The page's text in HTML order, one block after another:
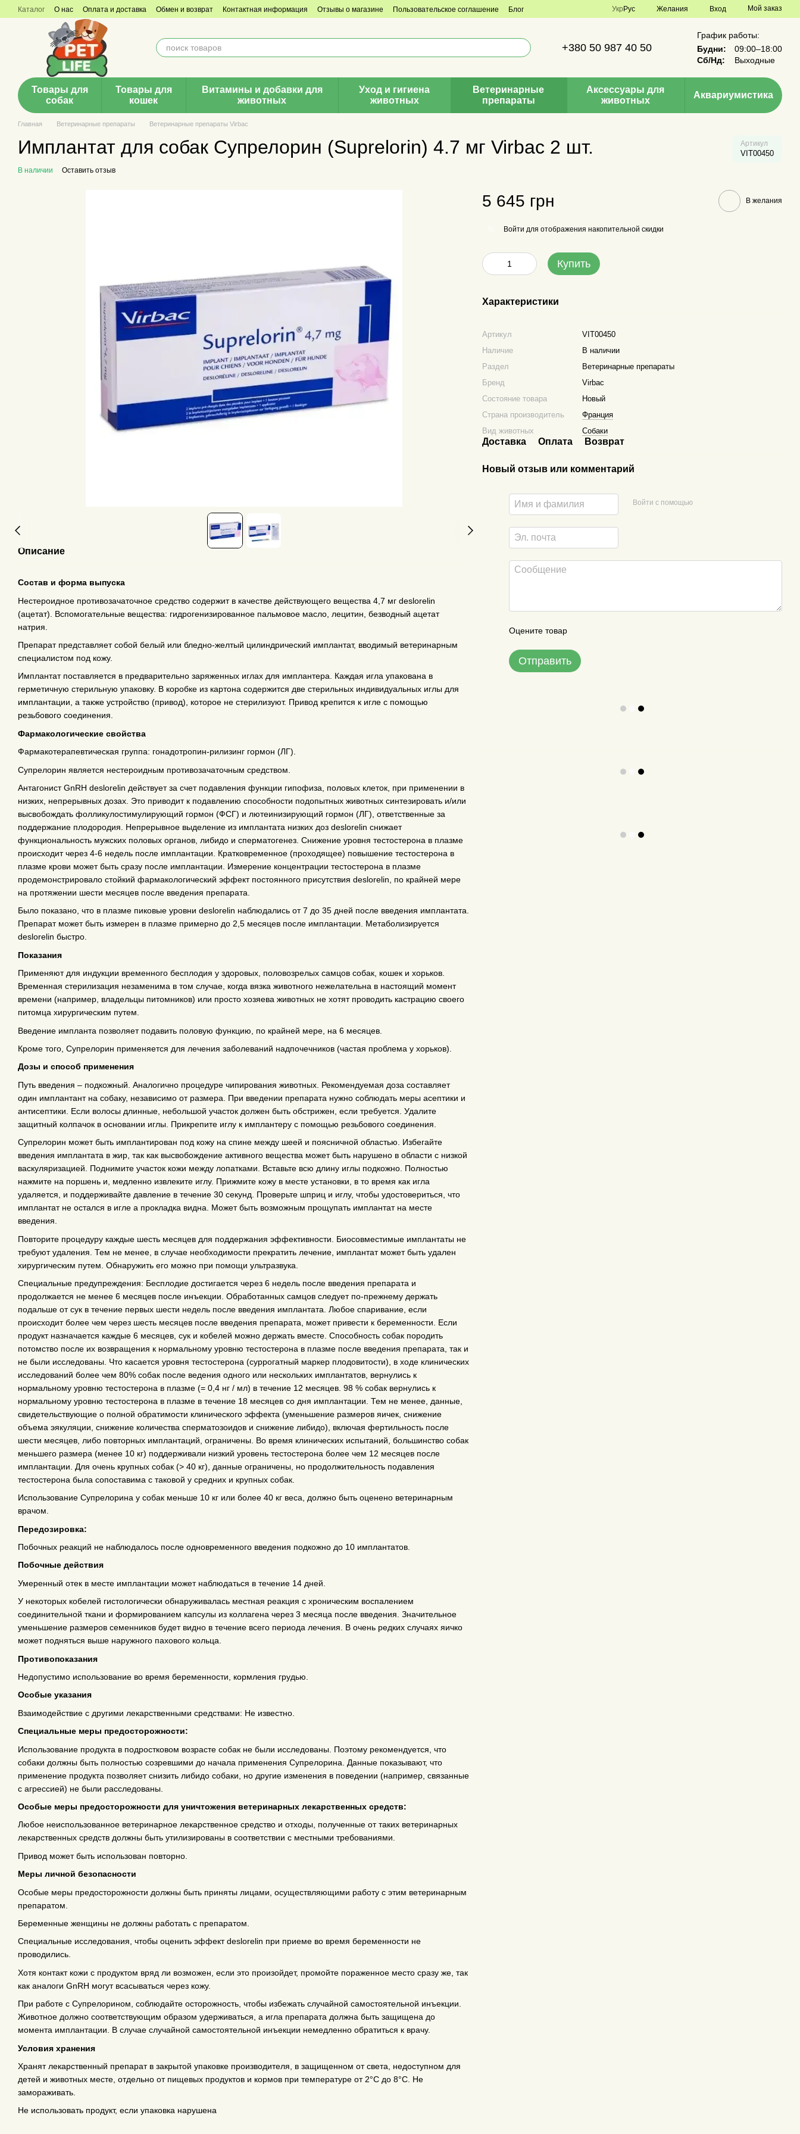
Перейти к основному контенту
Каталог О нас Оплата и доставка Обмен и возврат Контактная информация Отзывы о магазине Пользовательское соглашение Блог Укр Рус Желания Вход Мой заказ
+380 50 987 40 50
График работы:
Будни:
09:00–18:00
Сб/Нд:
Выходные
Товары для
собак
Товары для
кошек
Витамины и добавки для
животных
Уход и гигиена
животных
Ветеринарные
препараты
Аксессуары для
животных
Аквариумистика
Главная Ветеринарные препараты Ветеринарные препараты Virbac
Имплантат для собак Супрелорин (Suprelorin) 4.7 мг Virbac 2 шт. Артикул
VIT00450
В наличии Оставить отзыв
Описание
Состав и форма выпуска
Нестероидное противозачаточное средство содержит в качестве действующего вещества 4,7 мг deslorelin
(ацетат). Вспомогательные вещества: гидрогенизированное пальмовое масло, лецитин, безводный ацетат
натрия.
Препарат представляет собой белый или бледно-желтый цилиндрический имплантат, вводимый ветеринарным
специалистом под кожу.
Имплантат поставляется в предварительно заряженных иглах для имплантера. Каждая игла упакована в
герметичную стерильную упаковку. В коробке из картона содержится две стерильных индивидуальных иглы для
имплантации, а также устройство (привод), которое не стерилизуют. Привод крепится к игле с помощью
резьбового соединения.
Фармакологические свойства
Фармакотерапевтическая группа: гонадотропин-рилизинг гормон (ЛГ).
Супрелорин является нестероидным противозачаточным средством.
Антагонист GnRH deslorelin действует за счет подавления функции гипофиза, половых клеток, при применении в
низких, непрерывных дозах. Это приводит к подавлению способности подопытных животных синтезировать и/или
высвобождать фолликулостимулирующий гормон (ФСГ) и лютеинизирующий гормон (ЛГ), ответственные за
поддержание плодородия. Непрерывное выделение из имплантата низких доз deslorelin снижает
функциональность мужских половых органов, либидо и сперматогенез. Снижение уровня тестостерона в плазме
происходит через 4-6 недель после имплантации. Кратковременное (проходящее) повышение тестостерона в
плазме крови может быть сразу после имплантации. Измерение концентрации тестостерона в плазме
продемонстрировало стойкий фармакологический эффект постоянного присутствия deslorelin, по крайней мере
на протяжении шести месяцев после введения препарата.
Было показано, что в плазме пиковые уровни deslorelin наблюдались от 7 до 35 дней после введения имплантата.
Препарат может быть измерен в плазме примерно до 2,5 месяцев после имплантации. Метаболизируется
deslorelin быстро.
Показания
Применяют для индукции временного бесплодия у здоровых, половозрелых самцов собак, кошек и хорьков.
Временная стерилизация незаменима в том случае, когда вязка животного нежелательна в настоящий момент
времени (например, владельцы питомников) или просто хозяева животных не хотят проводить кастрацию своего
питомца хирургическим путем.
Введение импланта позволяет подавить половую функцию, по крайней мере, на 6 месяцев.
Кроме того, Супрелорин применяется для лечения заболеваний надпочечников (частая проблема у хорьков).
Дозы и способ применения
Путь введения – подкожный. Аналогично процедуре чипирования животных. Рекомендуемая доза составляет
один имплантант на собаку, независимо от размера. При введении препарата нужно соблюдать меры асептики и
антисептики. Если волосы длинные, небольшой участок должен быть обстрижен, если требуется. Удалите
защитный колпачок в основании иглы. Прикрепите иглу к имплантеру с помощью резьбового соединения.
Супрелорин может быть имплантирован под кожу на спине между шеей и поясничной областью. Избегайте
введения имплантата в жир, так как высвобождение активного вещества может быть нарушено в области с низкой
васкуляризацией. Поднимите участок кожи между лопатками. Вставьте всю длину иглы подкожно. Полностью
нажмите на поршень и, медленно извлеките иглу. Прижмите кожу в месте установки, в то время как игла
удаляется, и поддерживайте давление в течение 30 секунд. Проверьте шприц и иглу, чтобы удостовериться, что
имплантат не остался в игле а прокладка видна. Может быть возможным прощупать имплантат на месте
введения.
Повторите процедуру каждые шесть месяцев для поддержания эффективности. Биосовместимые имплантаты не
требуют удаления. Тем не менее, в случае необходимости прекратить лечение, имплантат может быть удален
хирургическим путем. Обнаружить его можно при помощи ультразвука.
Специальные предупреждения: Бесплодие достигается через 6 недель после введения препарата и
продолжается не менее 6 месяцев после инъекции. Обработанных самцов следует по-прежнему держать
подальше от сук в течение первых шести недель после введения имплантата. Любое спаривание, если
происходит более чем через шесть месяцев после введения препарата, может привести к беременности. Если
продукт назначается каждые 6 месяцев, сук и кобелей можно держать вместе. Способность собак породить
потомство после их возвращения к нормальному уровню тестостерона в плазме после введения препарата, так и
не были исследованы. Что касается уровня тестостерона (суррогатный маркер плодовитости), в ходе клинических
исследований более чем 80% собак после ведения одного или нескольких имплантатов, вернулись к
нормальному уровню тестостерона в плазме (= 0,4 нг / мл) в течение 12 месяцев. 98 % собак вернулись к
нормальному уровню тестостерона в плазме в течение 18 месяцев со дня имплантации. Тем не менее, данные,
свидетельствующие о полной обратимости клинического эффекта (уменьшение размеров яичек, снижение
объема эякуляции, снижение количества сперматозоидов и снижение либидо), включая фертильность после
шести месяцев, либо повторных имплантаций, ограничены. Во время клинических испытаний, большинство собак
меньшего размера (менее 10 кг) поддерживали низкий уровень тестостерона более чем 12 месяцев после
имплантации. Для очень крупных собак (> 40 кг), данные ограничены, но продолжительность подавления
тестостерона была сопоставима с таковой у средних и крупных собак.
Использование Супрелорина у собак меньше 10 кг или более 40 кг веса, должно быть оценено ветеринарным
врачом.
Передозировка:
Побочных реакций не наблюдалось после одновременного введения подкожно до 10 имплантатов.
Побочные действия
Умеренный отек в месте имплантации может наблюдаться в течение 14 дней.
У некоторых кобелей гистологически обнаруживалась местная реакция с хроническим воспалением
соединительной ткани и формированием капсулы из коллагена через 3 месяца после введения. Значительное
уменьшение размеров семенников будет видно в течение всего периода лечения. В очень редких случаях яичко
может подняться выше наружного пахового кольца.
Противопоказания
Недопустимо использование во время беременности, кормления грудью.
Особые указания
Взаимодействие с другими лекарственными средствами: Не известно.
Специальные меры предосторожности:
Использование продукта в подростковом возрасте собак не были исследованы. Поэтому рекомендуется, что
собаки должны быть полностью созревшими до начала применения Супрелорина. Данные показывают, что
применение продукта позволяет снизить либидо собаки, но другие изменения в поведении (например, связанные
с агрессией) не были расследованы.
Особые меры предосторожности для уничтожения ветеринарных лекарственных средств:
Любое неиспользованное ветеринарное лекарственное средство и отходы, полученные от таких ветеринарных
лекарственных средств должны быть утилизированы в соответствии с местными требованиями.
Привод может быть использован повторно.
Меры личной безопасности
Особые меры предосторожности должны быть приняты лицами, осуществляющими работу с этим ветеринарным
препаратом.
Беременные женщины не должны работать с препаратом.
Специальные исследования, чтобы оценить эффект deslorelin при приеме во время беременности не
проводились.
Хотя контакт кожи с продуктом вряд ли возможен, если это произойдет, промойте пораженное место сразу же, так
как аналоги GnRH могут всасываться через кожу.
При работе с Супрелорином, соблюдайте осторожность, чтобы избежать случайной самостоятельной инъекции.
Животное должно соответствующим образом удерживаться, а игла препарата должна быть защищена до
момента имплантации. В случае случайной самостоятельной инъекции немедленно обратиться к врачу.
Условия хранения
Хранят лекарственный препарат в закрытой упаковке производителя, в защищенном от света, недоступном для
детей и животных месте, отдельно от пищевых продуктов и кормов при температуре от 2°С до 8°С. Не
замораживать.
Не использовать продукт, если упаковка нарушена
5 645 грн В желания
Войти для отображения накопительной скидки
Купить
Характеристики
Артикул
VIT00450
Наличие
В наличии
Раздел
Ветеринарные препараты
Бренд
Virbac
Состояние товара
Новый
Страна производитель
Франция
Вид животных
Собаки
Доставка Оплата Возврат
Новый отзыв или комментарий
Войти с помощью
Оцените товар
Отправить